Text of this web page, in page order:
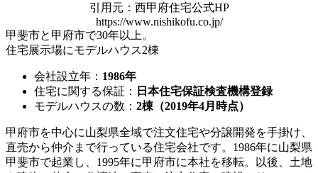
引用元：西甲府住宅公式HP
https://www.nishikofu.co.jp/
甲斐市と甲府市で30年以上。
住宅展示場にモデルハウス2棟
会社設立年： 1986年
住宅に関する保証：
日本住宅保証検査機構登録
モデルハウスの数： 2棟（2019年4月時点）
甲府市を中心に山梨県全域で注文住宅や分譲開発を手掛け、
直売から仲介まで行っている住宅会社です。1986年に山梨県
甲斐市で起業し、1995年に甲府市に本社を移転。以後、 土地